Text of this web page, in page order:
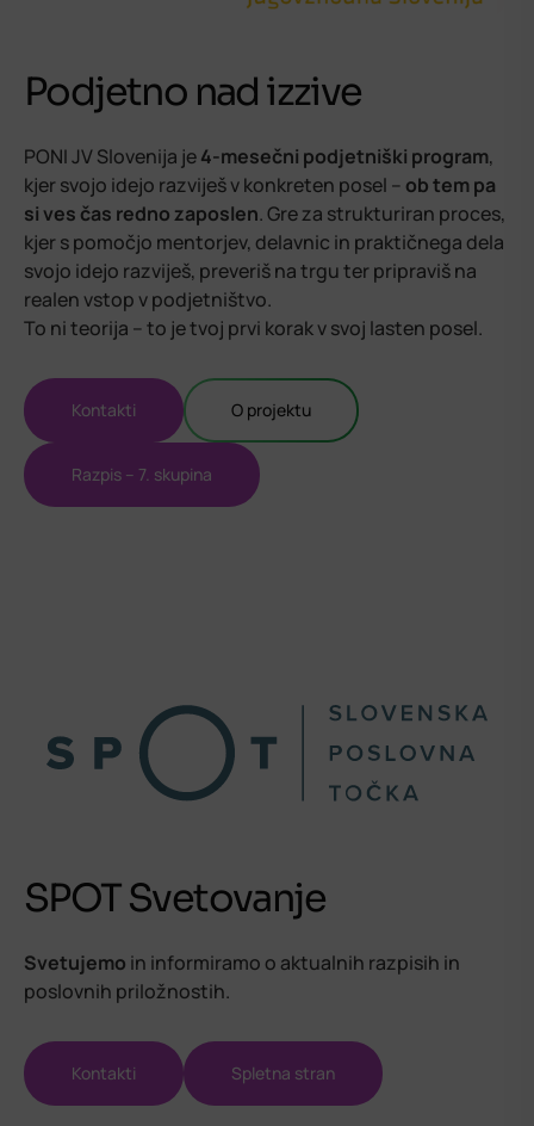
Podjetno nad izzive
PONI JV Slovenija je4-mesečni podjetniški program,
kjer svojo idejo razviješ v konkreten posel – ob tem pa
si ves čas redno zaposlen. Gre za strukturiran proces,
kjer s pomočjo mentorjev, delavnic in praktičnega dela
svojo idejo razviješ, preveriš na trgu ter pripraviš na
realen vstop v podjetništvo.
To ni teorija – to je tvoj prvi korak v svoj lasten posel.
Kontakti O projektu
Razpis – 7. skupina
SPOT Svetovanje
Svetujemo in informiramo o aktualnih razpisih in
poslovnih priložnostih.
Kontakti Spletna stran